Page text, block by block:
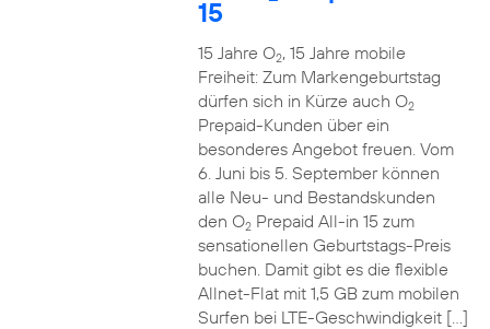
15
15 Jahre O2, 15 Jahre mobile
Freiheit: Zum Markengeburtstag
dürfen sich in Kürze auch O2
Prepaid-Kunden über ein
besonderes Angebot freuen. Vom
6. Juni bis 5. September können
alle Neu- und Bestandskunden
den O2Prepaid All-in 15 zum
sensationellen Geburtstags-Preis
buchen. Damit gibt es die flexible
Allnet-Flat mit 1,5 GB zum mobilen
Surfen bei LTE-Geschwindigkeit […]